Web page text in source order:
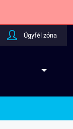
Ügyfél zóna